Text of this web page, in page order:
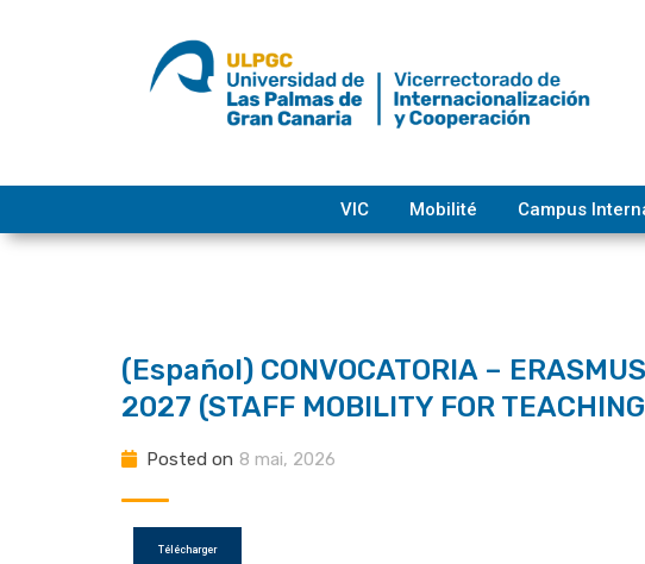
VIC Mobilité Campus
(Español) CONVOCATORIA –
2027 (STAFF MOBILITY FOR
Posted on 8 mai, 2026
Télécharger